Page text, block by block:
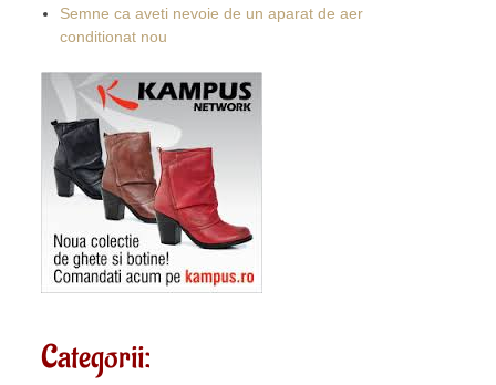
Semne ca aveti nevoie de un aparat de aer
conditionat nou
Categorii: